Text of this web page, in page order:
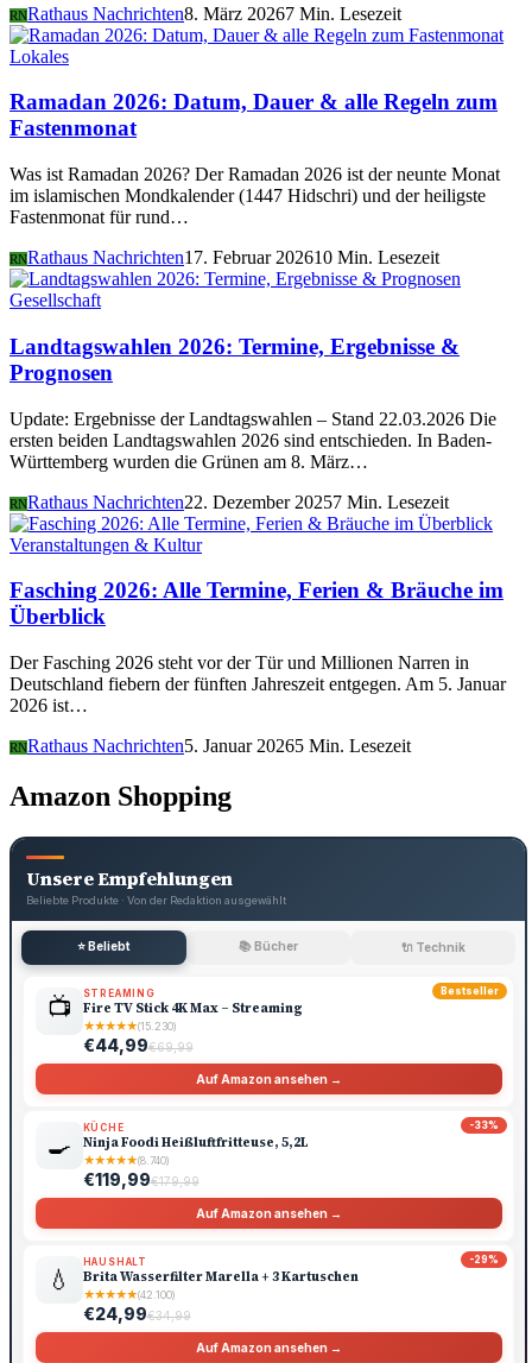
RNRathaus Nachrichten8. März 20267 Min. Lesezeit
Lokales
Ramadan 2026: Datum, Dauer & alle Regeln zum
Fastenmonat
Was ist Ramadan 2026? Der Ramadan 2026 ist der neunte Monat
im islamischen Mondkalender (1447 Hidschri) und der heiligste
Fastenmonat für rund…
RNRathaus Nachrichten17. Februar 202610 Min. Lesezeit
Gesellschaft
Landtagswahlen 2026: Termine, Ergebnisse &
Prognosen
Update: Ergebnisse der Landtagswahlen – Stand 22.03.2026 Die
ersten beiden Landtagswahlen 2026 sind entschieden. In Baden-
Württemberg wurden die Grünen am 8. März…
RNRathaus Nachrichten22. Dezember 20257 Min. Lesezeit
Veranstaltungen & Kultur
Fasching 2026: Alle Termine, Ferien & Bräuche im
Überblick
Der Fasching 2026 steht vor der Tür und Millionen Narren in
Deutschland fiebern der fünften Jahreszeit entgegen. Am 5. Januar
2026 ist…
RNRathaus Nachrichten5. Januar 20265 Min. Lesezeit
Amazon Shopping
Unsere Empfehlungen
Beliebte Produkte · Von der Redaktion ausgewählt
⭐ Beliebt 📚 Bücher 🔌 Technik
Bestseller
📺 STREAMING
Fire TV Stick 4K Max – Streaming
★★★★★(15.230)
€44,99€69,99
Auf Amazon ansehen →
-33%
🍳
KÜCHE
Ninja Foodi Heißluftfritteuse, 5,2L
★★★★★(8.740)
€119,99€179,99
Auf Amazon ansehen →
-29%
💧
HAUSHALT
Brita Wasserfilter Marella + 3 Kartuschen
★★★★★(42.100)
€24,99€34,99
Auf Amazon ansehen →